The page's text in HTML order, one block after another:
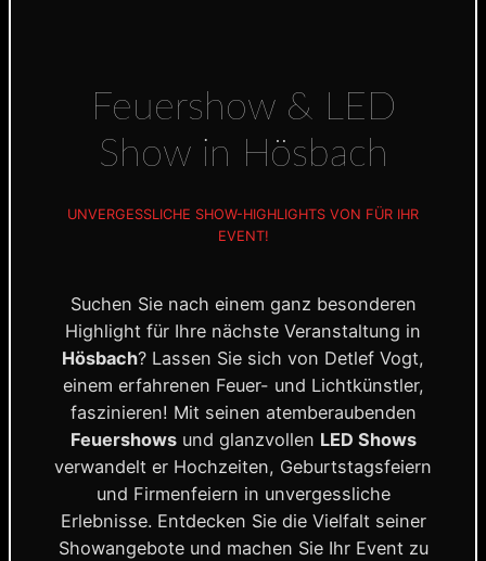
Feuershow & LED
Show in Hösbach
UNVERGESSLICHE SHOW-HIGHLIGHTS VON FÜR IHR
EVENT!
Suchen Sie nach einem ganz besonderen
Highlight für Ihre nächste Veranstaltung in
Hösbach? Lassen Sie sich von Detlef Vogt,
einem erfahrenen Feuer- und Lichtkünstler,
faszinieren! Mit seinen atemberaubenden
Feuershowsund glanzvollen LED Shows
verwandelt er Hochzeiten, Geburtstagsfeiern
und Firmenfeiern in unvergessliche
Erlebnisse. Entdecken Sie die Vielfalt seiner
Showangebote und machen Sie Ihr Event zu